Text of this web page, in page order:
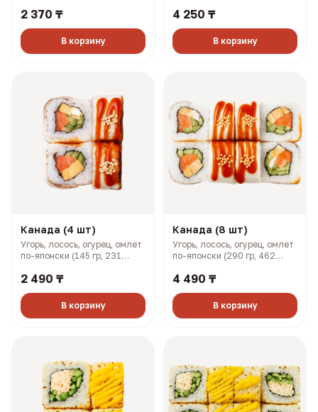
2 370 ₸
В корзину
4 250 ₸
В корзину
Канада (4 шт)
Угорь, лосось, огурец, омлет
по-японски (145 гр, 231
2 490 ₸
В корзину
Канада (8 шт)
Угорь, лосось, огурец, омлет
по-японски (290 гр, 462
4 490 ₸
В корзину